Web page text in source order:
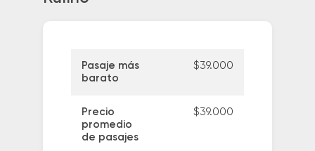
Pasaje más
barato
$39.000
Precio
promedio
de pasajes
$39.000